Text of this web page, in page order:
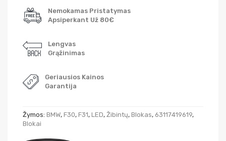
Nemokamas Pristatymas
Apsiperkant Už 80€
Lengvas
Grąžinimas
Geriausios Kainos
Garantija
Žymos: BMW, F30, F31, LED, Žibintų, Blokas, 63117419619,
Blokai